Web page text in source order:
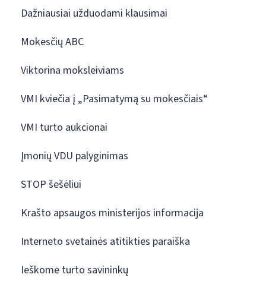
Dažniausiai užduodami klausimai
Mokesčių ABC
Viktorina moksleiviams
VMI kviečia į „Pasimatymą su mokesčiais“
VMI turto aukcionai
Įmonių VDU palyginimas
STOP šešėliui
Krašto apsaugos ministerijos informacija
Interneto svetainės atitikties paraiška
Ieškome turto savininkų